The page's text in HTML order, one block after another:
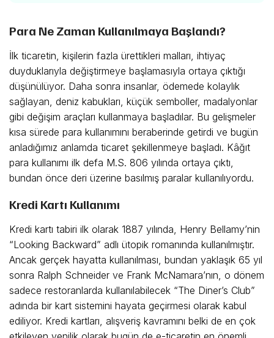
Para Ne Zaman Kullanılmaya Başlandı?
İlk ticaretin, kişilerin fazla ürettikleri malları, ihtiyaç
duyduklarıyla değiştirmeye başlamasıyla ortaya çıktığı
düşünülüyor. Daha sonra insanlar, ödemede kolaylık
sağlayan, deniz kabukları, küçük semboller, madalyonlar
gibi değişim araçları kullanmaya başladılar. Bu gelişmeler
kısa sürede para kullanımını beraberinde getirdi ve bugün
anladığımız anlamda ticaret şekillenmeye başladı. Kâğıt
para kullanımı ilk defa M.S. 806 yılında ortaya çıktı,
bundan önce deri üzerine basılmış paralar kullanılıyordu.
Kredi Kartı Kullanımı
Kredi kartı tabiri ilk olarak 1887 yılında, Henry Bellamy’nin
“Looking Backward” adlı ütopik romanında kullanılmıştır.
Ancak gerçek hayatta kullanılması, bundan yaklaşık 65 yıl
sonra Ralph Schneider ve Frank McNamara’nın, o dönem
sadece restoranlarda kullanılabilecek “The Diner’s Club”
adında bir kart sistemini hayata geçirmesi olarak kabul
ediliyor. Kredi kartları, alışveriş kavramını belki de en çok